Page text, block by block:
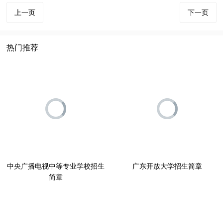
上一页 下一页
热门推荐
中央广播电视中等专业学校招生
简章